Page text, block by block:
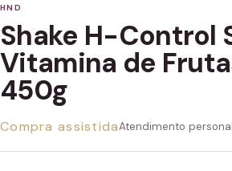
HND
Shake H-Control
Vitamina de
450g
Compra assistidaAtendimento